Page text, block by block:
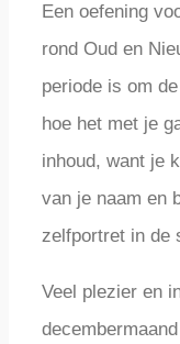
Een oefening
rond Oud en
periode is om
hoe het met je
inhoud, want je
van je naam en
zelfportret in de
Veel plezier en